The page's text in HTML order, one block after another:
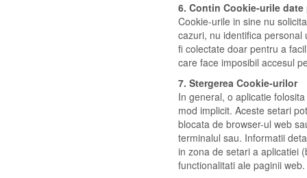
6. Contin Cookie-urile
Cookie-urile in sine nu
cazuri, nu identifica
fi colectate doar pentru a
care face imposibil accesul
7. Stergerea Cookie-urilor
In general, o aplicatie
mod implicit. Aceste setari
blocata de browser-ul web
terminalul sau. Informatii
in zona de setari a aplicatiei
functionalitati ale paginii web.